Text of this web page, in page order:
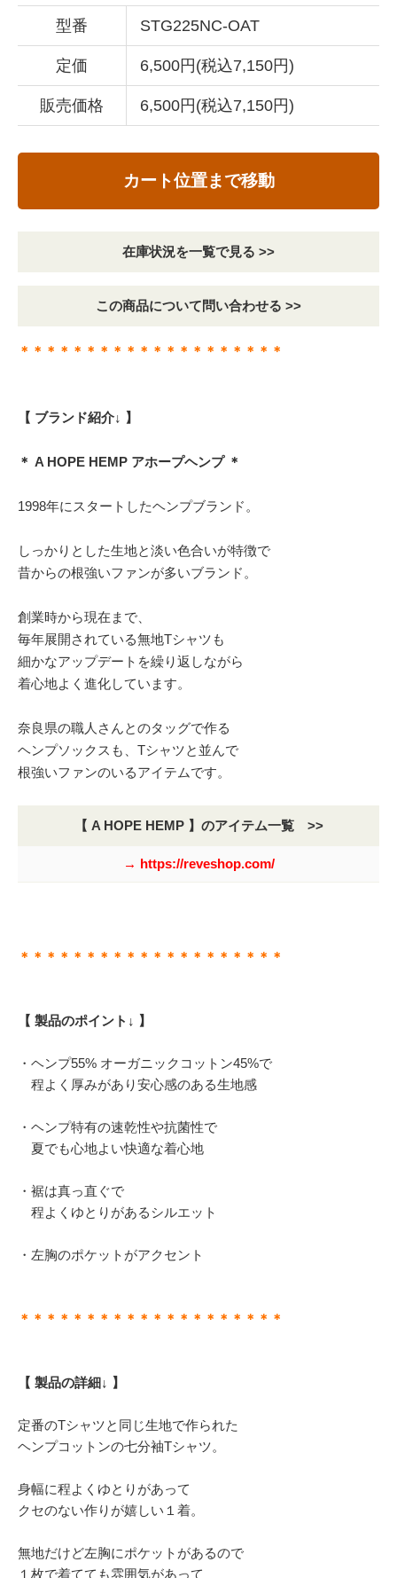
型番 STG225NC-OAT
定価 6,500円(税込7,150円)
販売価格 6,500円(税込7,150円)
カート位置まで移動
在庫状況を一覧で見る >>
この商品について問い合わせる >>
＊＊＊＊＊＊＊＊＊＊＊＊＊＊＊＊＊＊＊＊
【 ブランド紹介↓ 】
＊ A HOPE HEMP アホープヘンプ ＊
1998年にスタートしたヘンプブランド。
しっかりとした生地と淡い色合いが特徴で
昔からの根強いファンが多いブランド。
創業時から現在まで、
毎年展開されている無地Tシャツも
細かなアップデートを繰り返しながら
着心地よく進化しています。
奈良県の職人さんとのタッグで作る
ヘンプソックスも、Tシャツと並んで
根強いファンのいるアイテムです。
【 A HOPE HEMP 】のアイテム一覧 >>
→ https://reveshop.com/
＊＊＊＊＊＊＊＊＊＊＊＊＊＊＊＊＊＊＊＊
【 製品のポイント↓ 】
・ヘンプ55% オーガニックコットン45%で
程よく厚みがあり安心感のある生地感
・ヘンプ特有の速乾性や抗菌性で
夏でも心地よい快適な着心地
・裾は真っ直ぐで
程よくゆとりがあるシルエット
・左胸のポケットがアクセント
＊＊＊＊＊＊＊＊＊＊＊＊＊＊＊＊＊＊＊＊
【 製品の詳細↓ 】
定番のTシャツと同じ生地で作られた
ヘンプコットンの七分袖Tシャツ。
身幅に程よくゆとりがあって
クセのない作りが嬉しい１着。
無地だけど左胸にポケットがあるので
１枚で着てても雰囲気があって